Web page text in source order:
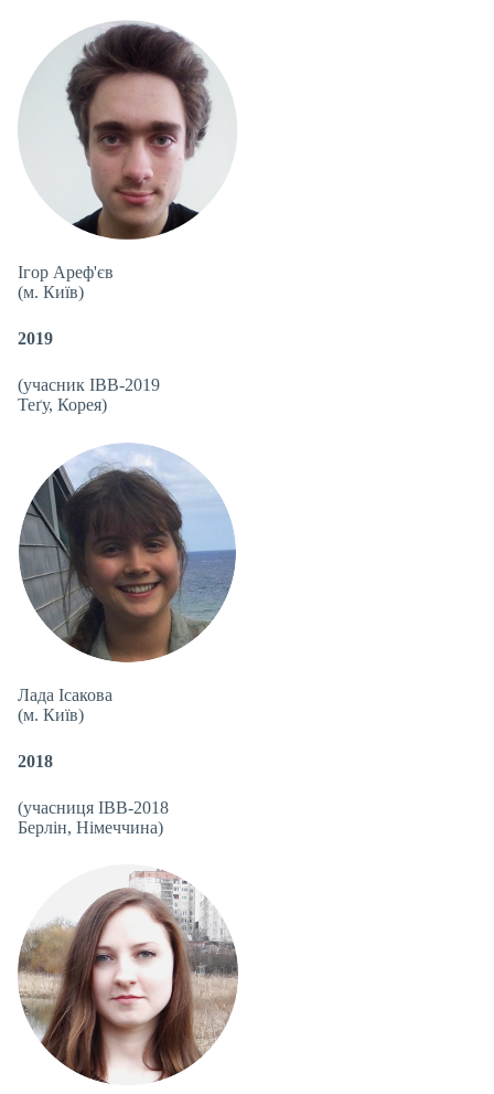
Ігор Ареф'єв
(м. Київ)
2019
(учасник IBB-2019
Теґу, Корея)
Лада Ісакова
(м. Київ)
2018
(учасниця IBB-2018
Берлін, Німеччина)